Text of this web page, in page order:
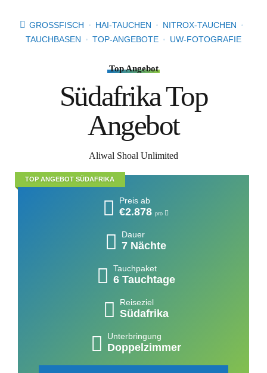
GROSSFISCH HAI-TAUCHEN
NITROX-TAUCHEN
TAUCHBASEN
TOP-ANGEBOTE UW-FOTOGRAFIE
Top Angebot
Südafrika Top
Angebot
Aliwal Shoal Unlimited
TOP ANGEBOT SÜDAFRIKA
Preis ab
€2.878 pro
Dauer
7 Nächte
Tauchpaket
6 Tauchtage
Reiseziel
Südafrika
Unterbringung
Doppelzimmer